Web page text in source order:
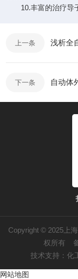
10.丰富的治疗导子
上一条 浅析全
下一条 自动体
Copyright © 2025上
权所有
技术支持： 化
网站地图